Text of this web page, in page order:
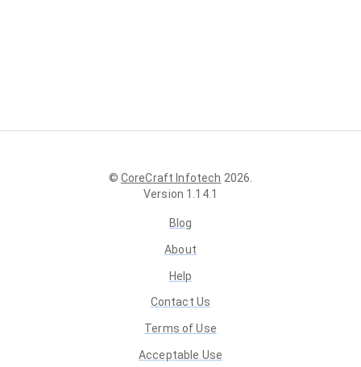
© CoreCraft Infotech 2026
Version 1.14.1
Blog
About
Help
Contact Us
Terms of Use
Acceptable Use